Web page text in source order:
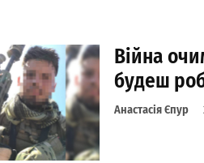
Війна
будеш
Анастасія Єпур